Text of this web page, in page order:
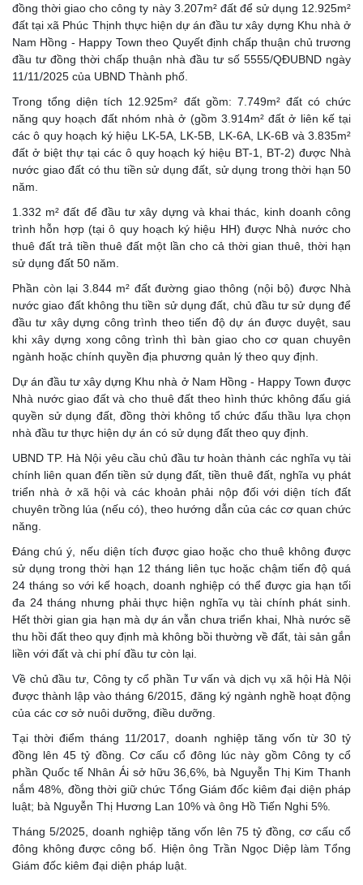
đồng thời giao cho công ty này 3.207m² đất để sử dụng 12.925m²
đất tại xã Phúc Thịnh thực hiện dự án đầu tư xây dựng Khu nhà ở
Nam Hồng - Happy Town theo Quyết định chấp thuận chủ trương
đầu tư đồng thời chấp thuận nhà đầu tư số 5555/QĐUBND ngày
11/11/2025 của UBND Thành phố.
Trong tổng diện tích 12.925m² đất gồm: 7.749m² đất có chức
năng quy hoạch đất nhóm nhà ở (gồm 3.914m² đất ở liên kế tại
các ô quy hoạch ký hiệu LK-5A, LK-5B, LK-6A, LK-6B và 3.835m²
đất ở biệt thự tại các ô quy hoạch ký hiệu BT-1, BT-2) được Nhà
nước giao đất có thu tiền sử dụng đất, sử dụng trong thời hạn 50
năm.
1.332 m² đất để đầu tư xây dựng và khai thác, kinh doanh công
trình hỗn hợp (tại ô quy hoạch ký hiệu HH) được Nhà nước cho
thuê đất trả tiền thuê đất một lần cho cả thời gian thuê, thời hạn
sử dụng đất 50 năm.
Phần còn lại 3.844 m² đất đường giao thông (nội bộ) được Nhà
nước giao đất không thu tiền sử dụng đất, chủ đầu tư sử dụng để
đầu tư xây dựng công trình theo tiến độ dự án được duyệt, sau
khi xây dựng xong công trình thì bàn giao cho cơ quan chuyên
ngành hoặc chính quyền địa phương quản lý theo quy định.
Dự án đầu tư xây dựng Khu nhà ở Nam Hồng - Happy Town được
Nhà nước giao đất và cho thuê đất theo hình thức không đấu giá
quyền sử dụng đất, đồng thời không tổ chức đấu thầu lựa chọn
nhà đầu tư thực hiện dự án có sử dụng đất theo quy định.
UBND TP. Hà Nội yêu cầu chủ đầu tư hoàn thành các nghĩa vụ tài
chính liên quan đến tiền sử dụng đất, tiền thuê đất, nghĩa vụ phát
triển nhà ở xã hội và các khoản phải nộp đối với diện tích đất
chuyên trồng lúa (nếu có), theo hướng dẫn của các cơ quan chức
năng.
Đáng chú ý, nếu diện tích được giao hoặc cho thuê không được
sử dụng trong thời hạn 12 tháng liên tục hoặc chậm tiến độ quá
24 tháng so với kế hoạch, doanh nghiệp có thể được gia hạn tối
đa 24 tháng nhưng phải thực hiện nghĩa vụ tài chính phát sinh.
Hết thời gian gia hạn mà dự án vẫn chưa triển khai, Nhà nước sẽ
thu hồi đất theo quy định mà không bồi thường về đất, tài sản gắn
liền với đất và chi phí đầu tư còn lại.
Về chủ đầu tư, Công ty cổ phần Tư vấn và dịch vụ xã hội Hà Nội
được thành lập vào tháng 6/2015, đăng ký ngành nghề hoạt động
của các cơ sở nuôi dưỡng, điều dưỡng.
Tại thời điểm tháng 11/2017, doanh nghiệp tăng vốn từ 30 tỷ
đồng lên 45 tỷ đồng. Cơ cấu cổ đông lúc này gồm Công ty cổ
phần Quốc tế Nhân Ái sở hữu 36,6%, bà Nguyễn Thị Kim Thanh
nắm 48%, đồng thời giữ chức Tổng Giám đốc kiêm đại diện pháp
luật; bà Nguyễn Thị Hương Lan 10% và ông Hồ Tiến Nghi 5%.
Tháng 5/2025, doanh nghiệp tăng vốn lên 75 tỷ đồng, cơ cấu cổ
đông không được công bố. Hiện ông Trần Ngọc Diệp làm Tổng
Giám đốc kiêm đại diện pháp luật.